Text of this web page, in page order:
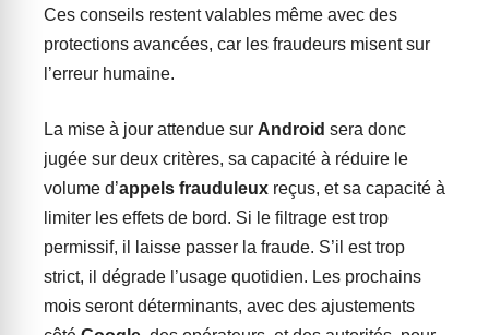
Ces conseils restent valables même avec des
protections avancées, car les fraudeurs misent sur
l’erreur humaine.
La mise à jour attendue sur Android sera donc
jugée sur deux critères, sa capacité à réduire le
volume d’appels frauduleux reçus, et sa capacité à
limiter les effets de bord. Si le filtrage est trop
permissif, il laisse passer la fraude. S’il est trop
strict, il dégrade l’usage quotidien. Les prochains
mois seront déterminants, avec des ajustements